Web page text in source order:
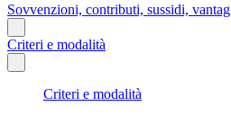
Sovvenzioni, contributi, sussidi,
Criteri e modalità
Criteri e modalità